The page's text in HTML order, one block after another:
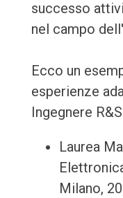
successo
nel campo
Ecco un
esperienze
Ingegnere
Laurea
Milano,